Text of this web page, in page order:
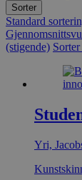
Sorter
Standard
(stigende)
Yri,